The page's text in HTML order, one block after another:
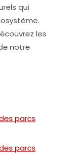
qui
les
notre
parcs
parcs